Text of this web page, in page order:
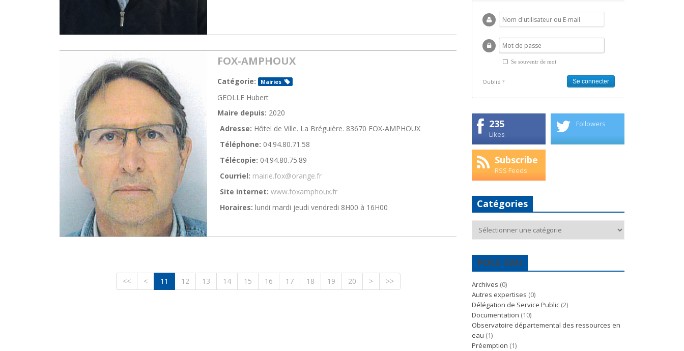
FOX-AMPHOUX
Catégorie: Mairies
GEOLLE Hubert
Maire depuis: 2020
Adresse: Hôtel de Ville. La Bréguière. 83670 FOX-AMPHOUX
Téléphone: 04.94.80.71.58
Télécopie: 04.94.80.75.89
Courriel: mairie.fox@orange.fr
Site internet: www.foxamphoux.fr
Horaires: lundi mardi jeudi vendredi 8H00 à 16H00
<< < 11 12 13 14 15 16 17 18 19 20 > >>
Se souvenir de moi
Oublié ?
235
Likes
Followers
Subscribe
RSS Feeds
Catégories
POLE EAU
Archives (0)
Autres expertises (0)
Délégation de Service Public (2)
Documentation (10)
Observatoire départemental des ressources en
eau (1)
Préemption (1)